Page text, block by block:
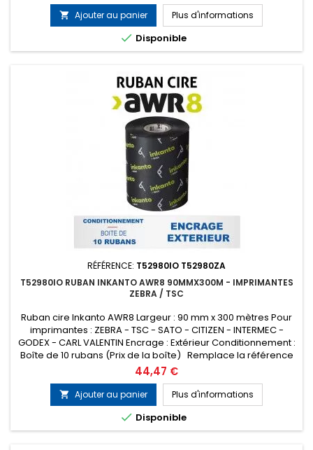
 Ajouter au panier Plus d'informations
 Disponible
RÉFÉRENCE: T52980IO T52980ZA
T52980IO RUBAN INKANTO AWR8 90MMX300M - IMPRIMANTES
ZEBRA / TSC
Ruban cire Inkanto AWR8 Largeur : 90 mm x 300 mètres Pour
imprimantes : ZEBRA - TSC - SATO - CITIZEN - INTERMEC -
GODEX - CARL VALENTIN Encrage : Extérieur Conditionnement :
Boîte de 10 rubans (Prix de la boîte) Remplace la référence
ARMOR T52980ZA
Prix
44,47 €
 Ajouter au panier Plus d'informations
 Disponible